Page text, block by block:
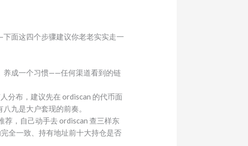
面这四个步骤建议你老老实实走一
养成一个习惯——任何渠道看到的链
分布，建议先在 ordiscan 的代币面
九是大户套现的前奏。
荐，自己动手去 ordiscan 查三样东
全一致、持有地址前十大持仓是否